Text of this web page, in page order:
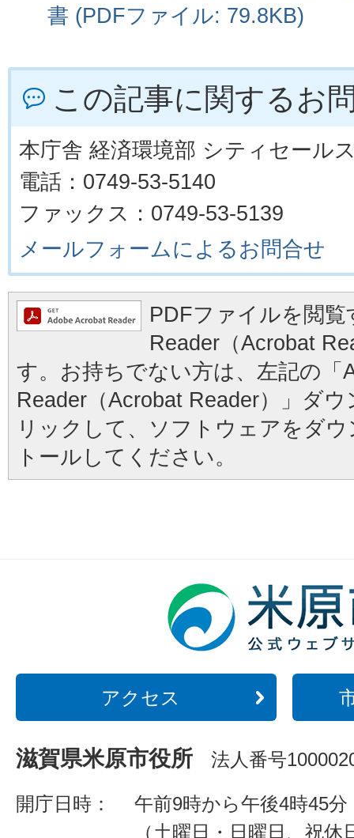
書 (PDFファイル: 79.8KB)
この記事に関するお
本庁舎 経済環境部 シティセール
電話：0749-53-5140
ファックス：0749-53-5139
メールフォームによるお問合せ
PDFファイルを閲
Reader（Acrobat
す。お持ちでない方は、左記の「
Reader（Acrobat Reader）」ダ
リックして、ソフトウェアをダ
トールしてください。
アクセス
滋賀県米原市役所 法人番号
開庁日時：
午前9時から午後4時45分
（土曜日・日曜日、祝